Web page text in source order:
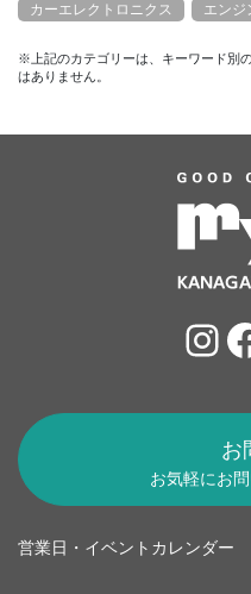
カーエレクトロニクス エンジ
※上記のカテゴリーは、キーワード別
はありません。
お
お気軽にお
営業日・イベントカレンダー